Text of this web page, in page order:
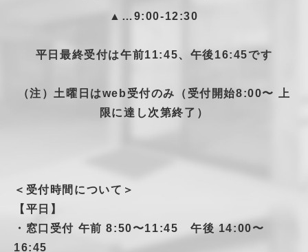
▲…9:00-12:30
平日最終受付は午前11:45、午後16:45です
（注）土曜日はweb受付のみ（受付開始8:00〜 上
限に達し次第終了）
＜受付時間について＞
【平日】
・窓口受付 午前 8:50〜11:45 午後 14:00〜
16:45